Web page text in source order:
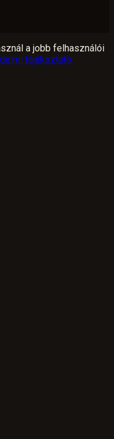
a jobb felhasználói
tájékoztató